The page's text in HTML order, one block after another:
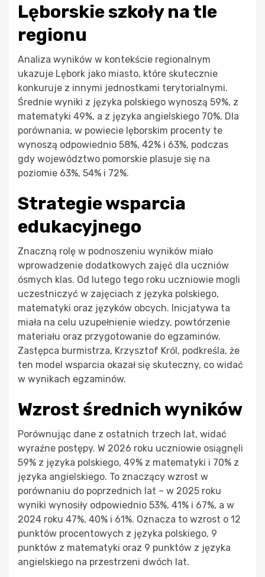
Lęborskie szkoły na tle
regionu
Analiza wyników w kontekście regionalnym
ukazuje Lębork jako miasto, które skutecznie
konkuruje z innymi jednostkami terytorialnymi.
Średnie wyniki z języka polskiego wynoszą 59%, z
matematyki 49%, a z języka angielskiego 70%. Dla
porównania, w powiecie lęborskim procenty te
wynoszą odpowiednio 58%, 42% i 63%, podczas
gdy województwo pomorskie plasuje się na
poziomie 63%, 54% i 72%.
Strategie wsparcia
edukacyjnego
Znaczną rolę w podnoszeniu wyników miało
wprowadzenie dodatkowych zajęć dla uczniów
ósmych klas. Od lutego tego roku uczniowie mogli
uczestniczyć w zajęciach z języka polskiego,
matematyki oraz języków obcych. Inicjatywa ta
miała na celu uzupełnienie wiedzy, powtórzenie
materiału oraz przygotowanie do egzaminów.
Zastępca burmistrza, Krzysztof Król, podkreśla, że
ten model wsparcia okazał się skuteczny, co widać
w wynikach egzaminów.
Wzrost średnich wyników
Porównując dane z ostatnich trzech lat, widać
wyraźne postępy. W 2026 roku uczniowie osiągnęli
59% z języka polskiego, 49% z matematyki i 70% z
języka angielskiego. To znaczący wzrost w
porównaniu do poprzednich lat – w 2025 roku
wyniki wynosiły odpowiednio 53%, 41% i 67%, a w
2024 roku 47%, 40% i 61%. Oznacza to wzrost o 12
punktów procentowych z języka polskiego, 9
punktów z matematyki oraz 9 punktów z języka
angielskiego na przestrzeni dwóch lat.